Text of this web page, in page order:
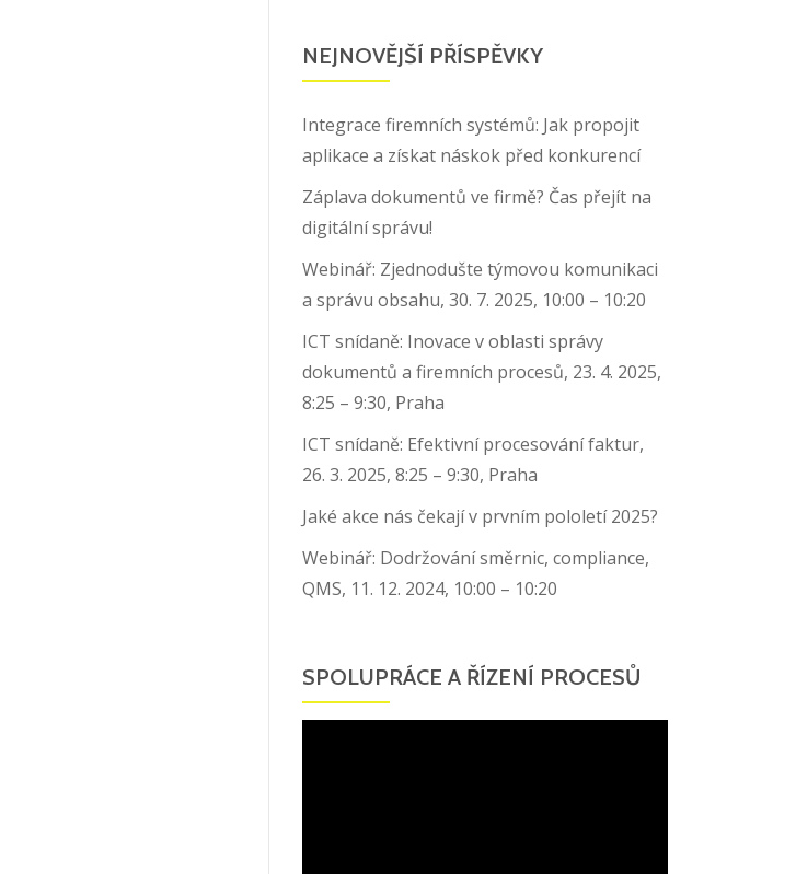
NEJNOVĚJŠÍ PŘÍSPĚVKY
Integrace firemních systémů: Jak propojit
aplikace a získat náskok před konkurencí
Záplava dokumentů ve firmě? Čas přejít na
digitální správu!
Webinář: Zjednodušte týmovou komunikaci
a správu obsahu, 30. 7. 2025, 10:00 – 10:20
ICT snídaně: Inovace v oblasti správy
dokumentů a firemních procesů, 23. 4. 2025,
8:25 – 9:30, Praha
ICT snídaně: Efektivní procesování faktur,
26. 3. 2025, 8:25 – 9:30, Praha
Jaké akce nás čekají v prvním pololetí 2025?
Webinář: Dodržování směrnic, compliance,
QMS, 11. 12. 2024, 10:00 – 10:20
SPOLUPRÁCE A ŘÍZENÍ PROCESŮ